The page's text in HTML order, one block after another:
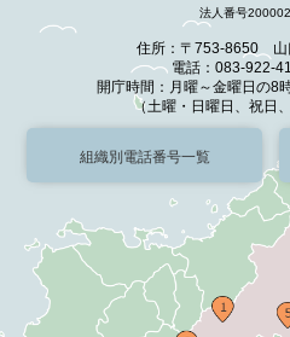
法人番号
住所：〒753-8650 山
電話：083-922-
開庁時間：月曜～金曜日の8
（土曜・日曜日、祝日
組織別電話番号一覧